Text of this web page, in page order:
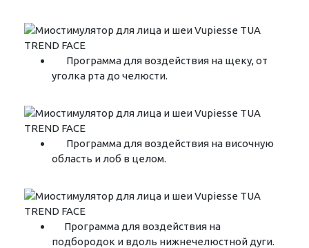
Программа для воздействия на щеку, от
уголка рта до челюсти.
Программа для воздействия на височную
область и лоб в целом.
Программа для воздействия на
подбородок и вдоль нижнечелюстной дуги.